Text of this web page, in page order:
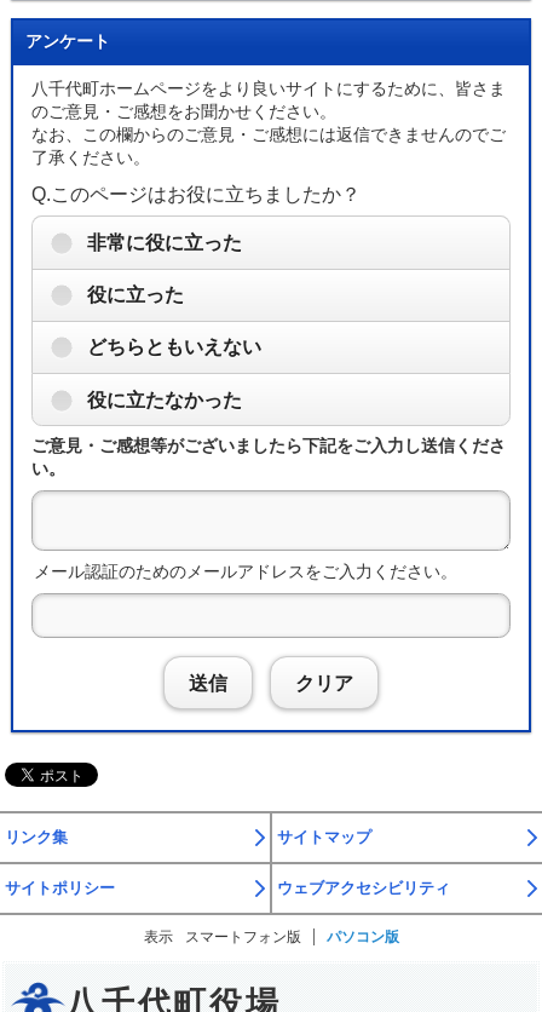
アンケート
八千代町ホームページをより良いサイトにするために、皆さま
のご意見・ご感想をお聞かせください。
なお、この欄からのご意見・ご感想には返信できませんのでご
了承ください。
Q.このページはお役に立ちましたか？
非常に役に立った
役に立った
どちらともいえない
役に立たなかった
ご意見・ご感想等がございましたら下記をご入力し送信くださ
い。
メール認証のためのメールアドレスをご入力ください。
送信 クリア
リンク集 サイトマップ
サイトポリシー ウェブアクセシビリティ
表示 スマートフォン版 パソコン版
八千代町役場